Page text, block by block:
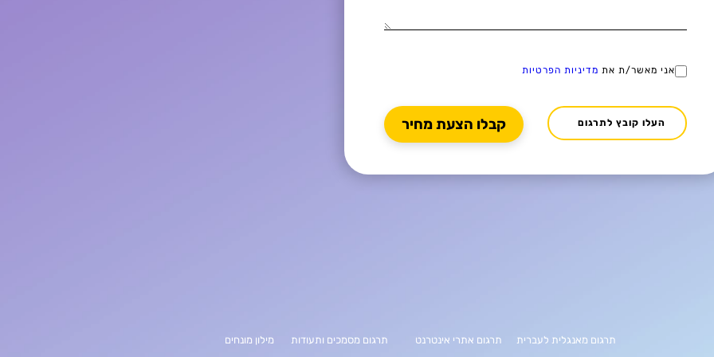
אני מאשר/ת את מדיניות הפרטיות
העלו קובץ לתרגום
תרגום מאנגלית לעברית תרגום אתרי אינטרנט תרגום מסמכים ותעודות מילון מונחים